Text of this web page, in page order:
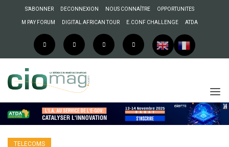
S’ABONNER DECONNEXION NOUS CONNAÎTRE OPPORTUNITES
M PAY FORUM DIGITAL AFRICAN TOUR E.CONF CHALLENGE ATDA
TELECOMS